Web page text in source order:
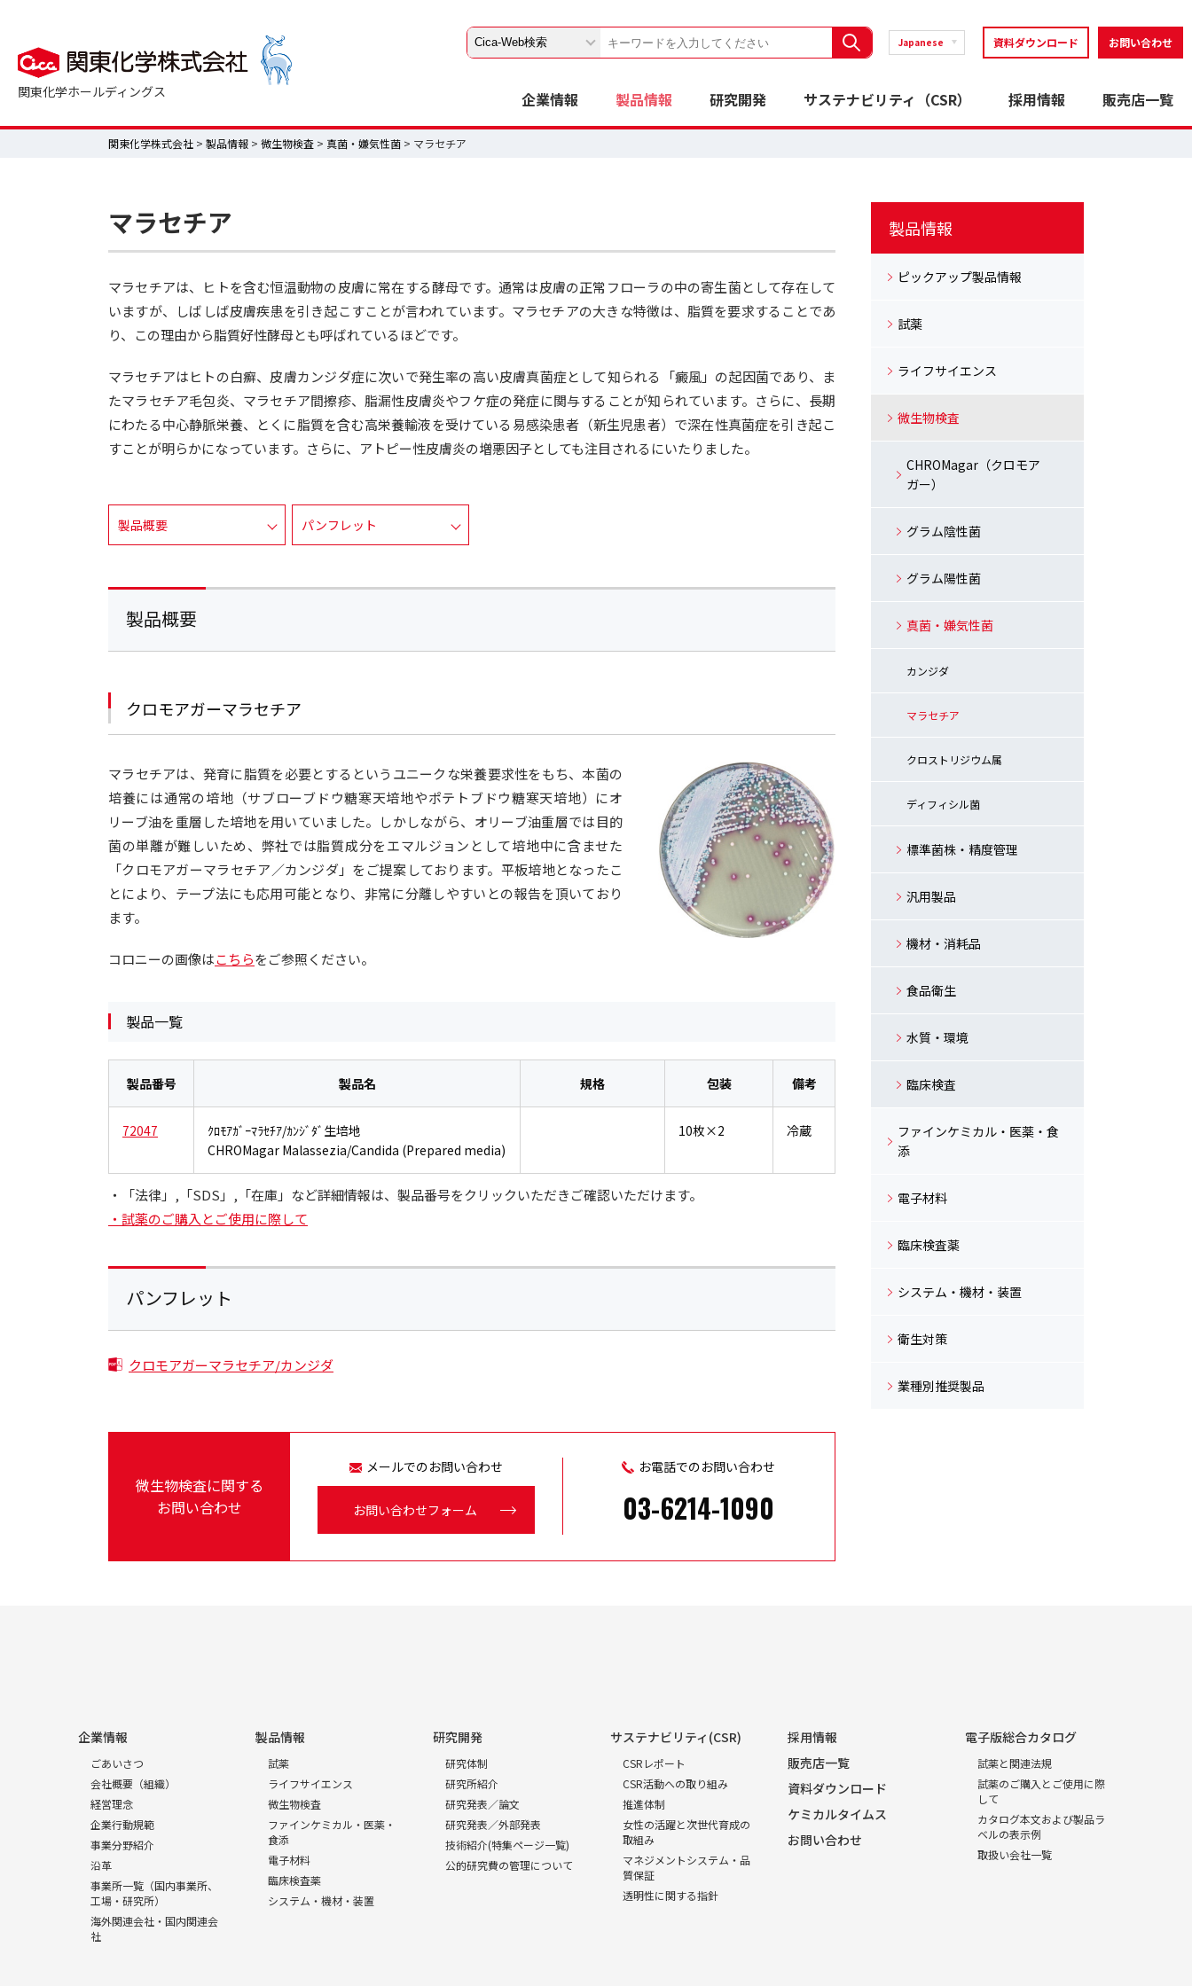
関東化学ホールディングス
Japanese 資料ダウンロード お問い合わせ
企業情報 製品情報 研究開発 サステナビリティ（CSR） 採用情報 販売店一覧
関東化学株式会社 > 製品情報 > 微生物検査 > 真菌・嫌気性菌 > マラセチア
マラセチア
マラセチアは、ヒトを含む恒温動物の皮膚に常在する酵母です。通常は皮膚の正常フローラの中の寄生菌として存在して
いますが、しばしば皮膚疾患を引き起こすことが言われています。マラセチアの大きな特徴は、脂質を要求することであ
り、この理由から脂質好性酵母とも呼ばれているほどです。
マラセチアはヒトの白癬、皮膚カンジダ症に次いで発生率の高い皮膚真菌症として知られる「癜風」の起因菌であり、ま
たマラセチア毛包炎、マラセチア間擦疹、脂漏性皮膚炎やフケ症の発症に関与することが知られています。さらに、長期
にわたる中心静脈栄養、とくに脂質を含む高栄養輸液を受けている易感染患者（新生児患者）で深在性真菌症を引き起こ
すことが明らかになっています。さらに、アトピー性皮膚炎の増悪因子としても注目されるにいたりました。
製品概要 パンフレット
製品概要
クロモアガーマラセチア
マラセチアは、発育に脂質を必要とするというユニークな栄養要求性をもち、本菌の
培養には通常の培地（サブローブドウ糖寒天培地やポテトブドウ糖寒天培地）にオ
リーブ油を重層した培地を用いていました。しかしながら、オリーブ油重層では目的
菌の単離が難しいため、弊社では脂質成分をエマルジョンとして培地中に含ませた
「クロモアガーマラセチア／カンジダ」をご提案しております。平板培地となったこ
とにより、テープ法にも応用可能となり、非常に分離しやすいとの報告を頂いており
ます。
コロニーの画像はこちらをご参照ください。
製品一覧
製品番号 製品名 規格 包装 備考
72047
ｸﾛﾓｱｶﾞｰﾏﾗｾﾁｱ/ｶﾝｼﾞﾀﾞ生培地
CHROMagar Malassezia/Candida (Prepared media)
10枚×2 冷蔵
・「法律」,「SDS」,「在庫」など詳細情報は、製品番号をクリックいただきご確認いただけます。
・試薬のご購入とご使用に際して
パンフレット
クロモアガーマラセチア/カンジダ
微生物検査に関する
お問い合わせ
メールでのお問い合わせ
お問い合わせフォーム
お電話でのお問い合わせ
03-6214-1090
製品情報
ピックアップ製品情報
試薬
ライフサイエンス
微生物検査
CHROMagar（クロモア
ガー）
グラム陰性菌
グラム陽性菌
真菌・嫌気性菌
カンジダ
マラセチア
クロストリジウム属
ディフィシル菌
標準菌株・精度管理
汎用製品
機材・消耗品
食品衛生
水質・環境
臨床検査
ファインケミカル・医薬・食
添
電子材料
臨床検査薬
システム・機材・装置
衛生対策
業種別推奨製品
企業情報
ごあいさつ
会社概要（組織）
経営理念
企業行動規範
事業分野紹介
沿革
事業所一覧（国内事業所、
工場・研究所）
海外関連会社・国内関連会
社
製品情報
試薬
ライフサイエンス
微生物検査
ファインケミカル・医薬・
食添
電子材料
臨床検査薬
システム・機材・装置
研究開発
研究体制
研究所紹介
研究発表／論文
研究発表／外部発表
技術紹介(特集ページ一覧)
公的研究費の管理について
サステナビリティ(CSR)
CSRレポート
CSR活動への取り組み
推進体制
女性の活躍と次世代育成の
取組み
マネジメントシステム・品
質保証
透明性に関する指針
採用情報
販売店一覧
資料ダウンロード
ケミカルタイムス
お問い合わせ
電子版総合カタログ
試薬と関連法規
試薬のご購入とご使用に際
して
カタログ本文および製品ラ
ベルの表示例
取扱い会社一覧